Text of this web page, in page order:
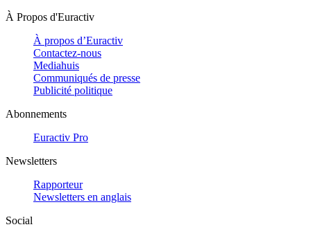
À Propos d'Euractiv
À propos d’Euractiv
Contactez-nous
Mediahuis
Communiqués de presse
Publicité politique
Abonnements
Euractiv Pro
Newsletters
Rapporteur
Newsletters en anglais
Social